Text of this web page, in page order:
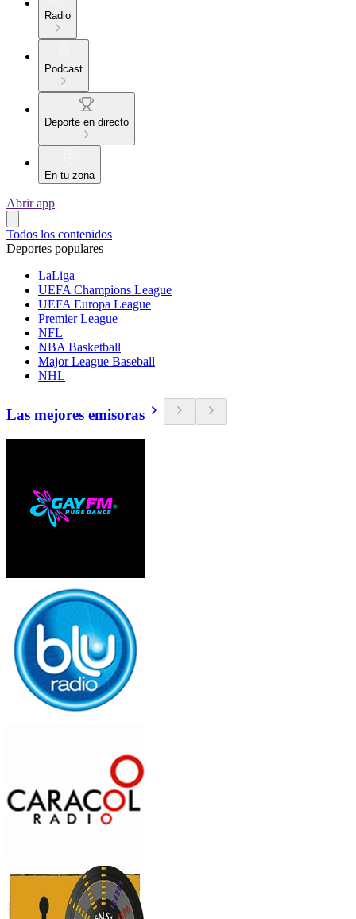
Radio
Podcast
Deporte en directo
En tu zona
Abrir app
Todos los contenidos
Deportes populares
LaLiga
UEFA Champions League
UEFA Europa League
Premier League
NFL
NBA Basketball
Major League Baseball
NHL
Las mejores emisoras